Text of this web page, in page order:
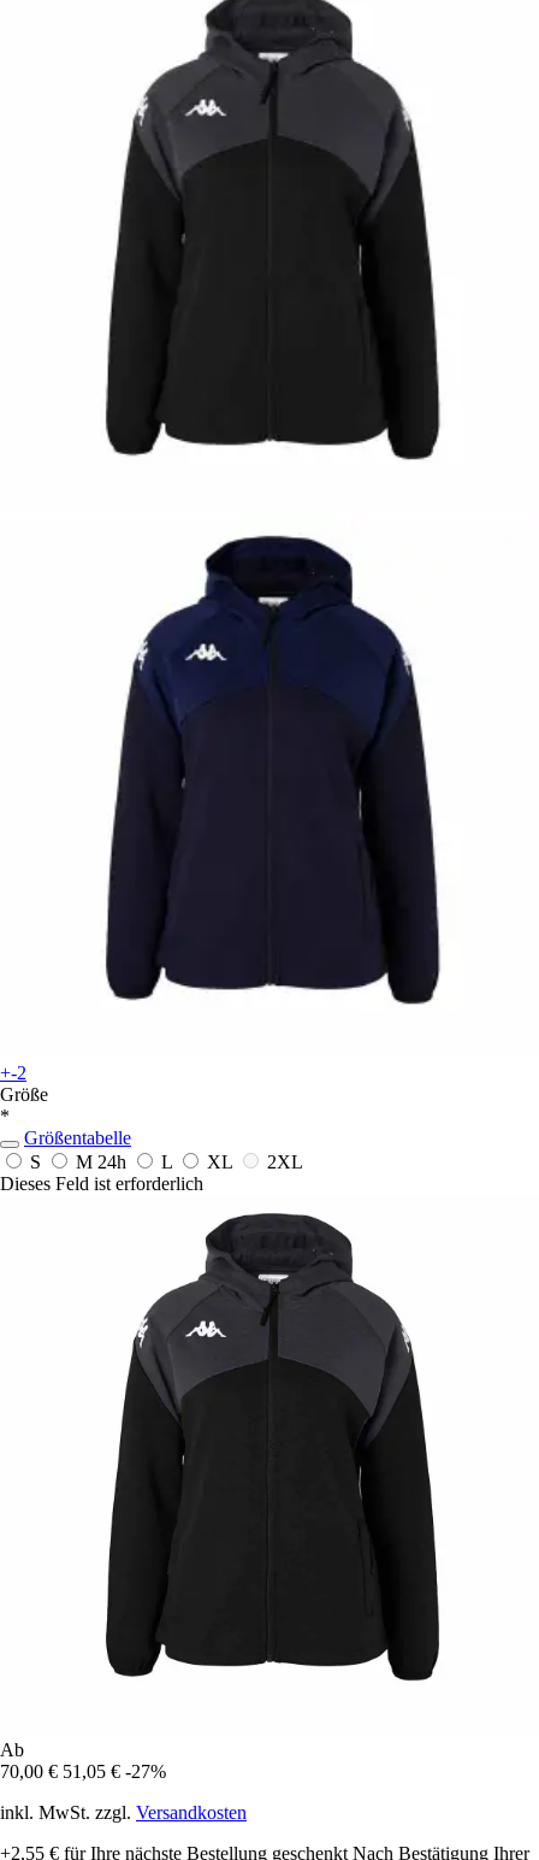
+-2
Größe
*
Größentabelle
S
M 24h L XL
2XL
Dieses Feld ist erforderlich
Ab
70,00 € 51,05 € -27%
inkl. MwSt. zzgl. Versandkosten
+2,55 € für Ihre nächste Bestellung geschenkt Nach Bestätigung Ihrer